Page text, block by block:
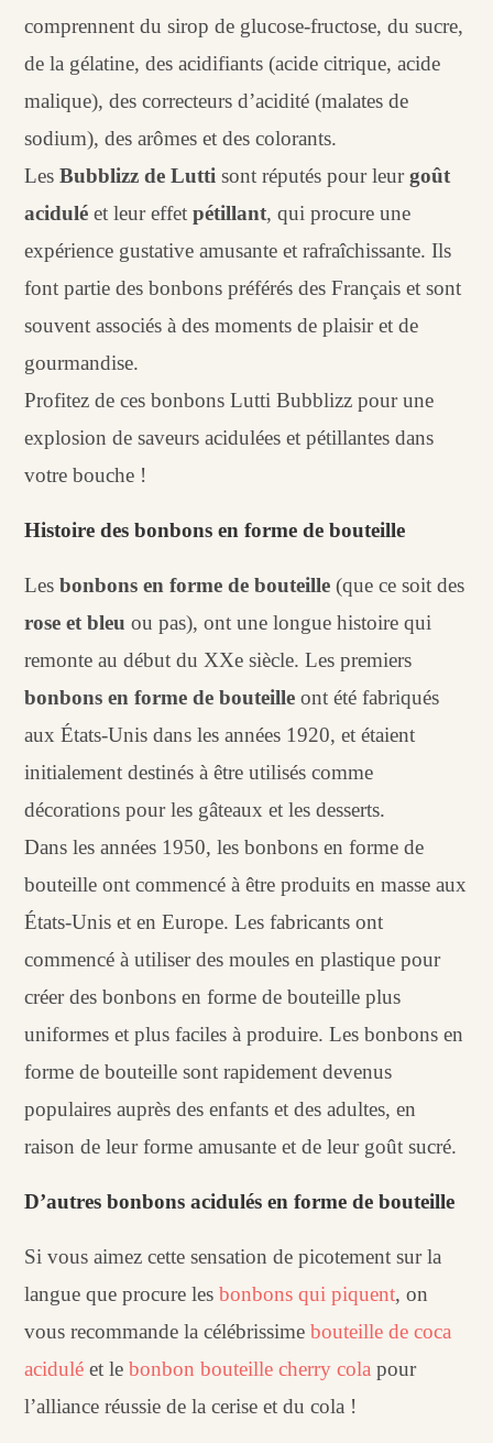
comprennent du sirop de glucose-fructose, du sucre,
de la gélatine, des acidifiants (acide citrique, acide
malique), des correcteurs d’acidité (malates de
sodium), des arômes et des colorants.
LesBubblizz de Lutti sont réputés pour leurgoût
acidulé et leur effetpétillant, qui procure une
expérience gustative amusante et rafraîchissante. Ils
font partie des bonbons préférés des Français et sont
souvent associés à des moments de plaisir et de
gourmandise.
Profitez de ces bonbons Lutti Bubblizz pour une
explosion de saveurs acidulées et pétillantes dans
votre bouche !
Histoire des bonbons en forme de bouteille
Lesbonbons en forme de bouteille (que ce soit des
rose et bleu ou pas), ont une longue histoire qui
remonte au début du XXe siècle. Les premiers
bonbons en forme de bouteille ont été fabriqués
aux États-Unis dans les années 1920, et étaient
initialement destinés à être utilisés comme
décorations pour les gâteaux et les desserts.
Dans les années 1950, les bonbons en forme de
bouteille ont commencé à être produits en masse aux
États-Unis et en Europe. Les fabricants ont
commencé à utiliser des moules en plastique pour
créer des bonbons en forme de bouteille plus
uniformes et plus faciles à produire. Les bonbons en
forme de bouteille sont rapidement devenus
populaires auprès des enfants et des adultes, en
raison de leur forme amusante et de leur goût sucré.
D’autres bonbons acidulés en forme de bouteille
Si vous aimez cette sensation de picotement sur la
langue que procure lesbonbons qui piquent, on
vous recommande la célébrissimebouteille de coca
acidulé et lebonbon bouteille cherry cola pour
l’alliance réussie de la cerise et du cola !